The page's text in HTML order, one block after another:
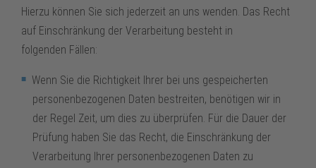
Hierzu können Sie sich jederzeit an uns wenden. Das Recht
auf Einschränkung der Verarbeitung besteht in
folgenden Fällen:
Wenn Sie die Richtigkeit Ihrer bei uns gespeicherten
personenbezogenen Daten bestreiten, benötigen wir in
der Regel Zeit, um dies zu überprüfen. Für die Dauer der
Prüfung haben Sie das Recht, die Einschränkung der
Verarbeitung Ihrer personenbezogenen Daten zu